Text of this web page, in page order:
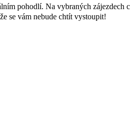
pohodlí. Na vybraných zájezdech
se vám nebude chtít vystoupit!